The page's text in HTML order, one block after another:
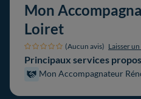
Mon
Loiret
(Aucun avis) Laisser
Principaux services
Mon Accompagnateur